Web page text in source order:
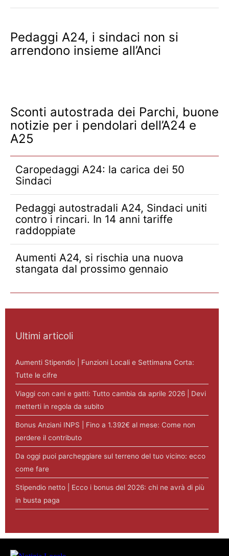
Pedaggi A24, i sindaci non si
arrendono insieme all’Anci
Sconti autostrada dei Parchi, buone
notizie per i pendolari dell’A24 e
A25
Caropedaggi A24: la carica dei 50
Sindaci
Pedaggi autostradali A24, Sindaci uniti
contro i rincari. In 14 anni tariffe
raddoppiate
Aumenti A24, si rischia una nuova
stangata dal prossimo gennaio
Ultimi articoli
Aumenti Stipendio | Funzioni Locali e Settimana Corta:
Tutte le cifre
Viaggi con cani e gatti: Tutto cambia da aprile 2026 | Devi
metterti in regola da subito
Bonus Anziani INPS | Fino a 1.392€ al mese: Come non
perdere il contributo
Da oggi puoi parcheggiare sul terreno del tuo vicino: ecco
come fare
Stipendio netto | Ecco i bonus del 2026: chi ne avrà di più
in busta paga